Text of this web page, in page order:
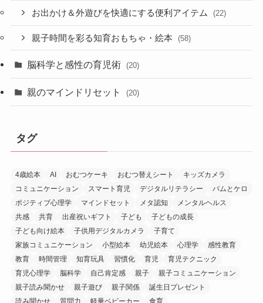
お出かけ＆外遊びを快適にする便利アイテム (22)
親子時間を彩る知育おもちゃ・絵本 (58)
脳科学と感性の育児術 (20)
親のマインドリセット (20)
タグ
4歳絵本 AI おむつケーキ おむつ替えシート
キッズカメラ
コミュニケーション
スマート育児 デジタルリテラシー
バムとケロ
ポジティブ心理学
マインドセット メタ認知
メンタルヘルス
共感
共育 出産祝いギフト 子ども
子どもの成長
子ども向け絵本
子供用デジタルカメラ
子育て
家族コミュニケーション
小型絵本 幼児絵本 心理学
感性教育
教育
時間管理 知育玩具 習慣化 育児
育児テクニック
育児心理学
脳科学 自己肯定感 親子
親子コミュニケーション
親子読み聞かせ
親子遊び 親子関係
誕生日プレゼント
読み聞かせ
質問力 軽量ベビーカー 食育